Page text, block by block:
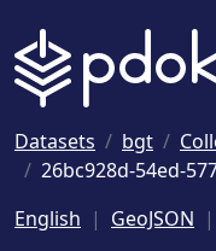
Datasets bgt
26bc928d-54ed-
English
GeoJSON